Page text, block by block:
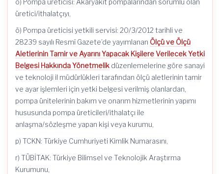
o) Pompa üreticisi: Akaryakıt pompalarından sorumlu olan
üretici/ithalatçıyı,
ö) Pompa üreticisi yetkili servisi: 20/3/2012 tarihli ve
28239 sayılı Resmî Gazete’de yayımlanan Ölçü ve Ölçü
Aletlerinin Tamir ve Ayarını Yapacak Kişilere Verilecek Yetki
Belgesi Hakkında Yönetmelik düzenlemelerine göre sanayi
ve teknoloji il müdürlükleri tarafından ölçü aletlerinin tamir
ve ayar işlemleri için yetki belgesi verilmiş olanlardan,
pompa ünitelerinin bakım ve onarım hizmetlerinin yapımı
hususunda pompa üreticileri/ithalatçı ile
anlaşma/sözleşme yapan kişi veya kurumu,
p) TCKN: Türkiye Cumhuriyeti Kimlik Numarasını,
r) TÜBİTAK: Türkiye Bilimsel ve Teknolojik Araştırma
Kurumunu,